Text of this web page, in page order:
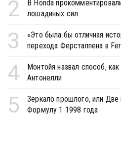
2
В Honda
лошадиных сил
3
«Это была бы отличная
перехода Ферстаппена в
4
Монтойя назвал способ,
Антонелли
5
Зеркало прошлого, или Две
Формулу 1 1998 года